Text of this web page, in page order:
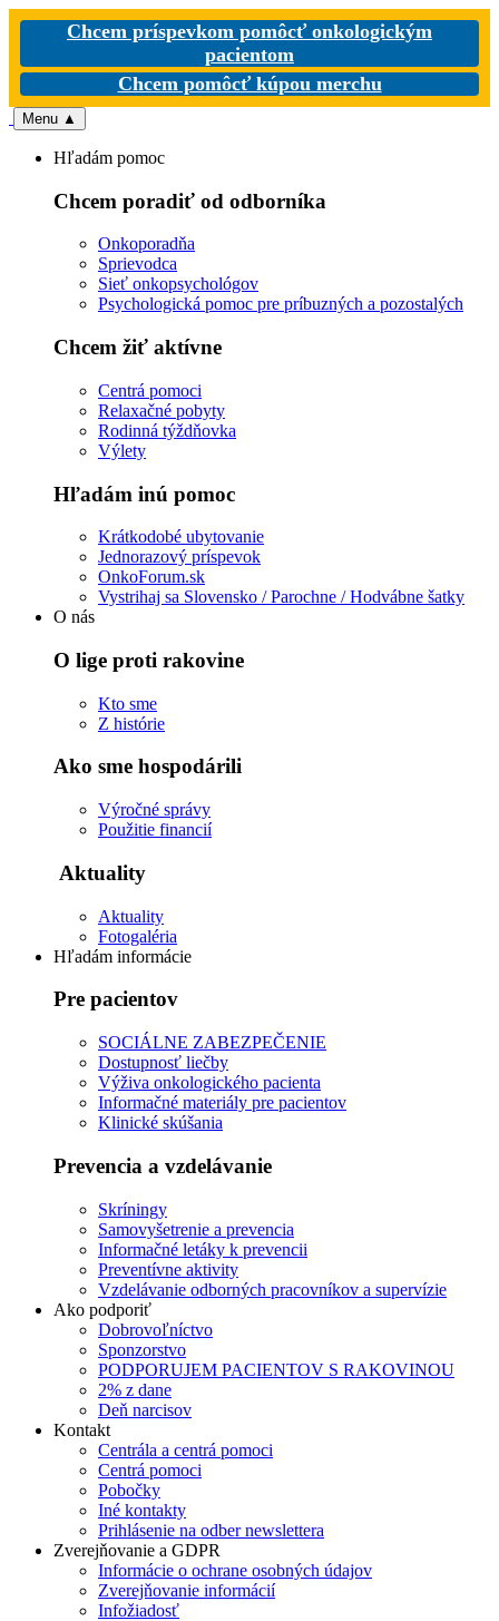
Chcem príspevkom pomôcť onkologickým
pacientom
Chcem pomôcť kúpou merchu
Menu ▲
Hľadám pomoc
Chcem poradiť od odborníka
Onkoporadňa
Sprievodca
Sieť onkopsychológov
Psychologická pomoc pre príbuzných a pozostalých
Chcem žiť aktívne
Centrá pomoci
Relaxačné pobyty
Rodinná týždňovka
Výlety
Hľadám inú pomoc
Krátkodobé ubytovanie
Jednorazový príspevok
OnkoForum.sk
Vystrihaj sa Slovensko / Parochne / Hodvábne šatky
O nás
O lige proti rakovine
Kto sme
Z histórie
Ako sme hospodárili
Výročné správy
Použitie financií
Aktuality
Aktuality
Fotogaléria
Hľadám informácie
Pre pacientov
SOCIÁLNE ZABEZPEČENIE
Dostupnosť liečby
Výživa onkologického pacienta
Informačné materiály pre pacientov
Klinické skúšania
Prevencia a vzdelávanie
Skríningy
Samovyšetrenie a prevencia
Informačné letáky k prevencii
Preventívne aktivity
Vzdelávanie odborných pracovníkov a supervízie
Ako podporiť
Dobrovoľníctvo
Sponzorstvo
PODPORUJEM PACIENTOV S RAKOVINOU
2% z dane
Deň narcisov
Kontakt
Centrála a centrá pomoci
Centrá pomoci
Pobočky
Iné kontakty
Prihlásenie na odber newslettera
Zverejňovanie a GDPR
Informácie o ochrane osobných údajov
Zverejňovanie informácií
Infožiadosť